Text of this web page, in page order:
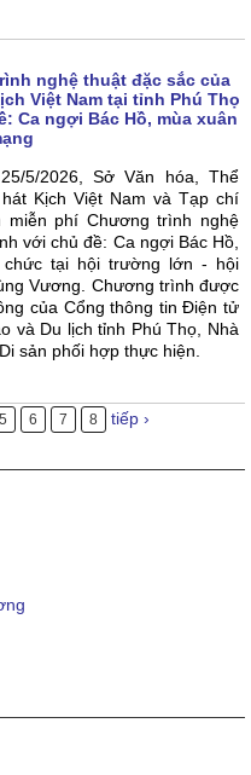
nghệ thuật đặc sắc của
Việt Nam tại tỉnh Phú Thọ
Ca ngợi Bác Hồ, mùa xuân
5/2026, Sở Văn hóa, Thể
Kịch Việt Nam và Tạp chí
phí Chương trình nghệ
với chủ đề: Ca ngợi Bác Hồ,
tại hội trường lớn - hội
Vương. Chương trình được
của Cổng thông tin Điện tử
và Du lịch tỉnh Phú Thọ, Nhà
sản phối hợp thực hiện.
5 6 7 8 tiếp ›